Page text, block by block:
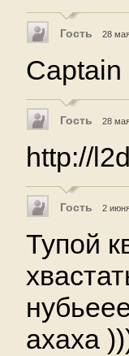
Гость 28
Captain
Гость 28
http://
Гость 2
Тупой
ахаха